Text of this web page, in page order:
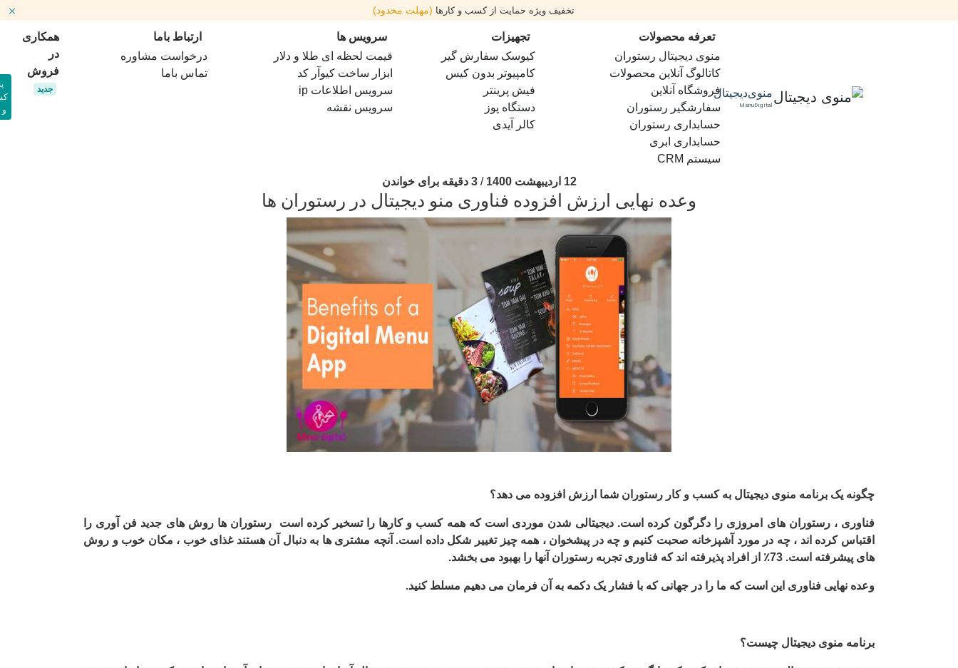
تخفیف ویژه حمایت از کسب و کارها (مهلت محدود)
منوی‌دیجیتال
MenuDigital
تعرفه محصولات
منوی دیجیتال رستوران
کاتالوگ آنلاین محصولات
فروشگاه آنلاین
سفارشگیر رستوران
حسابداری رستوران
حسابداری ابری
سیستم CRM
تجهیزات
کیوسک سفارش گیر
کامپیوتر بدون کیس
فیش پرینتر
دستگاه پوز
کالر آیدی
سرویس ها
قیمت لحظه ای طلا و دلار
ابزار ساخت کیوآر کد
سرویس اطلاعات ip
سرویس نقشه
ارتباط باما
درخواست مشاوره
تماس باما
همکاری
در
فروش
جدید
و
12 اردیبهشت 1400 /3 دقیقه برای خواندن
وعده نهایی ارزش افزوده فناوری منو دیجیتال در رستوران ها
چگونه یک برنامه منوی دیجیتال به کسب و کار رستوران شما ارزش افزوده می دهد؟
فناوری ، رستوران های امروزی را دگرگون کرده است. دیجیتالی شدن موردی است که همه کسب و کارها را تسخیر کرده است رستوران ها روش های جدید فن آوری را
اقتباس کرده اند ، چه در مورد آشپزخانه صحبت کنیم و چه در پیشخوان ، همه چیز تغییر شکل داده است. آنچه مشتری ها به دنبال آن هستند غذای خوب ، مکان خوب و روش
های پیشرفته است. 73٪ از افراد پذیرفته اند که فناوری تجربه رستوران آنها را بهبود می بخشد.
وعده نهایی فناوری این است که ما را در جهانی که با فشار یک دکمه به آن فرمان می دهیم مسلط کنید.
برنامه منوی دیجیتال چیست؟